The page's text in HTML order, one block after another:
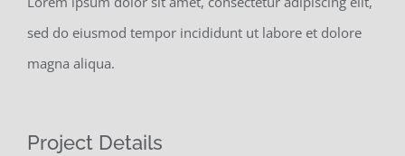
sed do eiusmod tempor incididunt ut labore et dolore
magna aliqua.
Project Details